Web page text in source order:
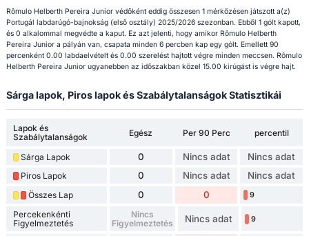
Rômulo Helberth Pereira Junior védőként eddig összesen 1 mérkőzésen játszott a(z)
Portugál labdarúgó-bajnokság (első osztály) 2025/2026 szezonban. Ebből 1 gólt kapott,
és 0 alkalommal megvédte a kaput. Ez azt jelenti, hogy amikor Rômulo Helberth
Pereira Junior a pályán van, csapata minden 6 percben kap egy gólt. Emellett 90
percenként 0.00 labdaelvételt és 0.00 szerelést hajtott végre minden meccsen. Rômulo
Helberth Pereira Junior ugyanebben az időszakban közel 15.00 kirúgást is végre hajt.
Sárga lapok, Piros lapok és Szabálytalanságok Statisztikái
Lapok és
Szabálytalanságok
Egész Per 90 Perc percentil
Sárga Lapok 0 Nincs adat Nincs adat
Piros Lapok 0 Nincs adat Nincs adat
Összes Lap 0 0 9
Percekenkénti
Figyelmeztetés
Nincs
Figyelmeztetés
Nincs adat 9